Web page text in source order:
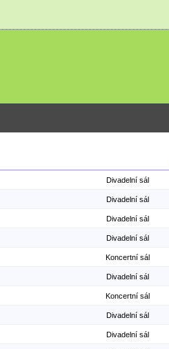
Divadelní sál
Divadelní sál
Divadelní sál
Divadelní sál
Koncertní sál
Divadelní sál
Koncertní sál
Divadelní sál
Divadelní sál